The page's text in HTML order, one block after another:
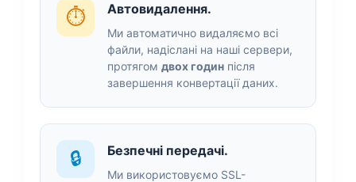
⏱️ Автовидалення.
Ми автоматично видаляємо всі
файли, надіслані на наші сервери,
протягом двох годин після
завершення конвертації даних.
🔒 Безпечні передачі.
Ми використовуємо SSL-